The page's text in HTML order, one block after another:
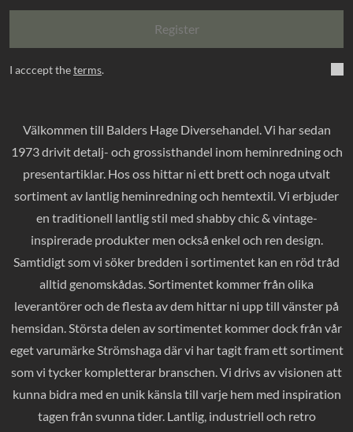
Register
I acccept theterms.
Välkommen till Balders Hage Diversehandel. Vi har sedan
1973 drivit detalj- och grossisthandel inom heminredning och
presentartiklar. Hos oss hittar ni ett brett och noga utvalt
sortiment av lantlig heminredning och hemtextil. Vi erbjuder
en traditionell lantlig stil med shabby chic & vintage-
inspirerade produkter men också enkel och ren design.
Samtidigt som vi söker bredden i sortimentet kan en röd tråd
alltid genomskådas. Sortimentet kommer från olika
leverantörer och de flesta av dem hittar ni upp till vänster på
hemsidan. Största delen av sortimentet kommer dock från vår
eget varumärke Strömshaga där vi har tagit fram ett sortiment
som vi tycker kompletterar branschen. Vi drivs av visionen att
kunna bidra med en unik känsla till varje hem med inspiration
tagen från svunna tider. Lantlig, industriell och retro